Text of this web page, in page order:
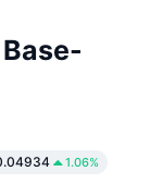
1.06%